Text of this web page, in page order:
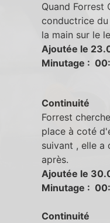
Quand Forrest
conductrice
la main sur le
Ajoutée le
Minutage :
Continuité
Forrest
place à coté
suivant , elle a
après.
Ajoutée le
Minutage :
Continuité